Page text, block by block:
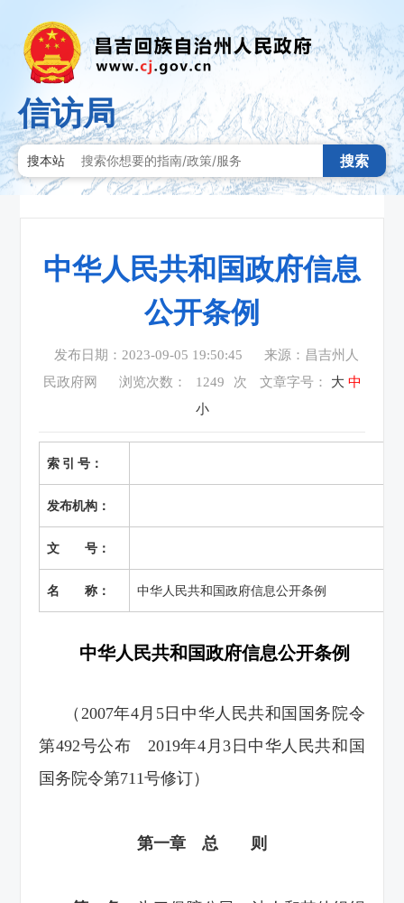
信访局
搜本站 搜索
中华人民共和国政府信息
公开条例
发布日期：2023-09-05 19:50:45
来源：昌吉州人
民政府网
浏览次数： 1249 次 文章字号： 大 中
小
索 引 号：
发布机构：
文 号：
名 称： 中华人民共和国政府信息公开条例
中华人民共和国政府信息公开条例
（2007年4月5日中华人民共和国国务院令
第492号公布 2019年4月3日中华人民共和国
国务院令第711号修订）
第一章 总 则